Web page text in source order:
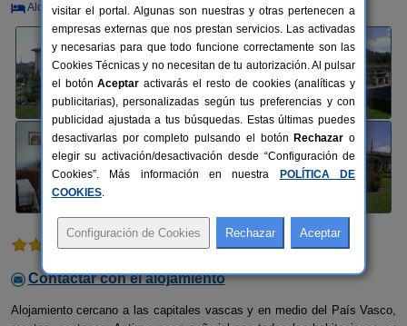
Alquiler por habitaciones 12+2 plazas 22 km de Vitoria
1 comentario
Contactar con el alojamiento
Alojamiento cercano a las capitales vascas y en medio del País Vasco,
visitar el portal. Algunas son nuestras y otras pertenecen a
empresas externas que nos prestan servicios. Las activadas
y necesarias para que todo funcione correctamente son las
Cookies Técnicas y no necesitan de tu autorización. Al pulsar
el botónAceptar activarás el resto de cookies (analíticas y
publicitarias), personalizadas según tus preferencias y con
publicidad ajustada a tus búsquedas. Estas últimas puedes
desactivarlas por completo pulsando el botón Rechazar o
elegir su activación/desactivación desde “Configuración de
Cookies”. Más información en nuestra
POLÍTICA DE
COOKIES.